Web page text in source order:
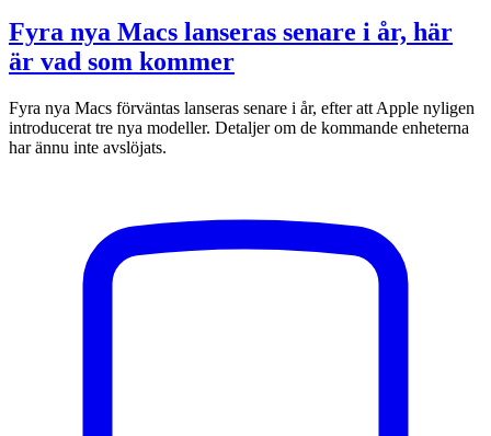
Fyra nya Macs lanseras senare i år, här
är vad som kommer
Fyra nya Macs förväntas lanseras senare i år, efter att Apple nyligen
introducerat tre nya modeller. Detaljer om de kommande enheterna
har ännu inte avslöjats.